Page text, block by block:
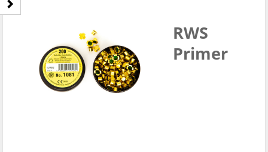
RWS
Primer